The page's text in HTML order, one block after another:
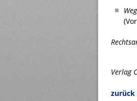
Verlag
zurück